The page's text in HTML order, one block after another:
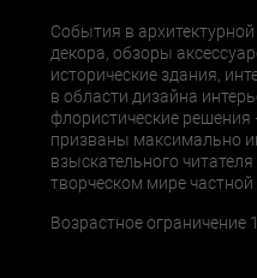
События в
декора, обзоры
исторические здания,
в области дизайна
флористические
призваны максимально
взыскательного
творческом мире
Возрастное ограничение